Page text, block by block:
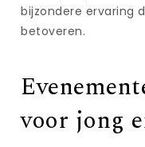
bijzondere ervaring
betoveren.
voor jong